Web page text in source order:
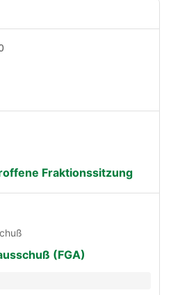
Fraktionssitzung
(FGA)